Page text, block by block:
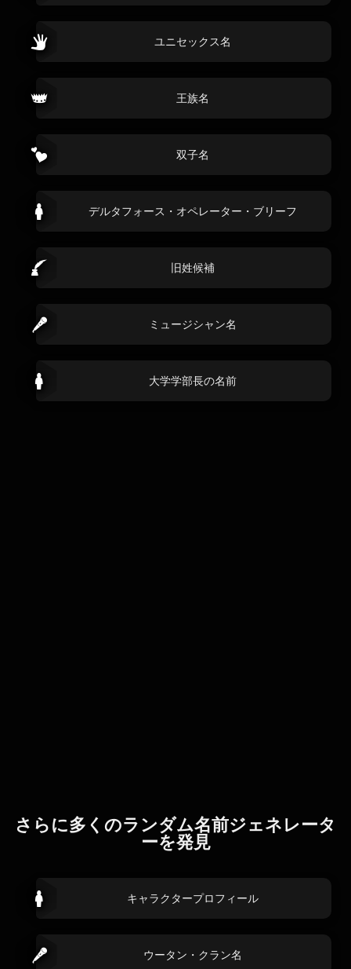
ユニセックス名
王族名
双子名
デルタフォース・オペレーター・ブリーフ
旧姓候補
ミュージシャン名
大学学部長の名前
さらに多くのランダム名前ジェネレータ
ーを発見
キャラクタープロフィール
ウータン・クラン名